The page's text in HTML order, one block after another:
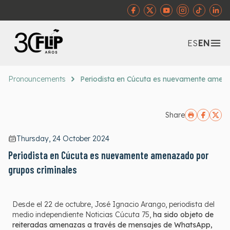
ESEN
Pronouncements Periodista en Cúcuta es nuevamente
Share
Thursday, 24 October 2024
Periodista en Cúcuta es nuevamente amenazado por
grupos criminales
Desde el 22 de octubre, José Ignacio Arango, periodista del
medio independiente Noticias Cúcuta 75, ha sido objeto de
reiteradas amenazas a través de mensajes de WhatsApp,